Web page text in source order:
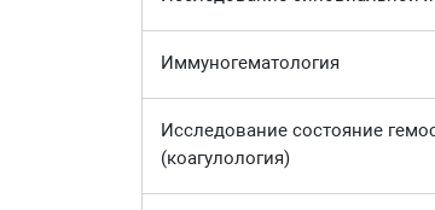
Иммуногематология
Исследование состояние
(коагулология)